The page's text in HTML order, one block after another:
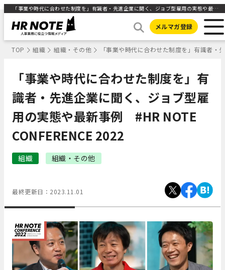
「事業や時代に合わせた制度を」有識者・先進企業に聞く、ジョブ型雇用の実態や最新事例 #HR NOTE CONFERENCE 2022 ｜HR NOTE
メルマガ登録
TOP 組織 組織・その他 「事業や時代に合わせた制度を」有識者
「事業や時代に合わせた制度を」有
識者・先進企業に聞く、ジョブ型雇
用の実態や最新事例 #HR NOTE
CONFERENCE 2022
組織 組織・その他
最終更新日： 2023.11.01